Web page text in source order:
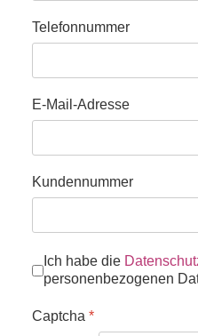
Telefonnummer
E-Mail-Adresse
Kundennummer
Datenschutz*
Ich habe die
personenbezogenen
Captcha *